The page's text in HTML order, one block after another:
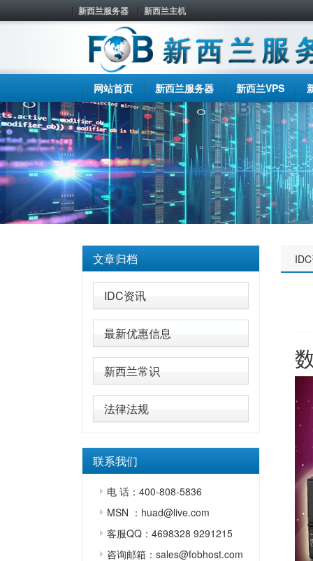
新西兰服务器 新西兰主机
网站首页 新西兰服务器 新西兰VPS
文章归档
IDC资讯
最新优惠信息
新西兰常识
法律法规
联系我们
电 话：400-808-5836
MSN ：huad@live.com
客服QQ：4698328 9291215
咨询邮箱：sales@fobhost.com